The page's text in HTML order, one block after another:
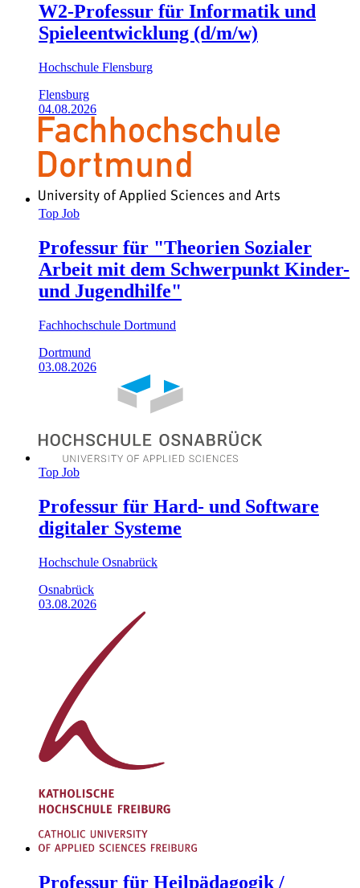
W2-Professur für Informatik und
Spieleentwicklung (d/m/w)
Hochschule Flensburg
Flensburg
04.08.2026
Top Job
Professur für "Theorien Sozialer
Arbeit mit dem Schwerpunkt Kinder-
und Jugendhilfe"
Fachhochschule Dortmund
Dortmund
03.08.2026
Top Job
Professur für Hard- und Software
digitaler Systeme
Hochschule Osnabrück
Osnabrück
03.08.2026
Professur für Heilpädagogik /